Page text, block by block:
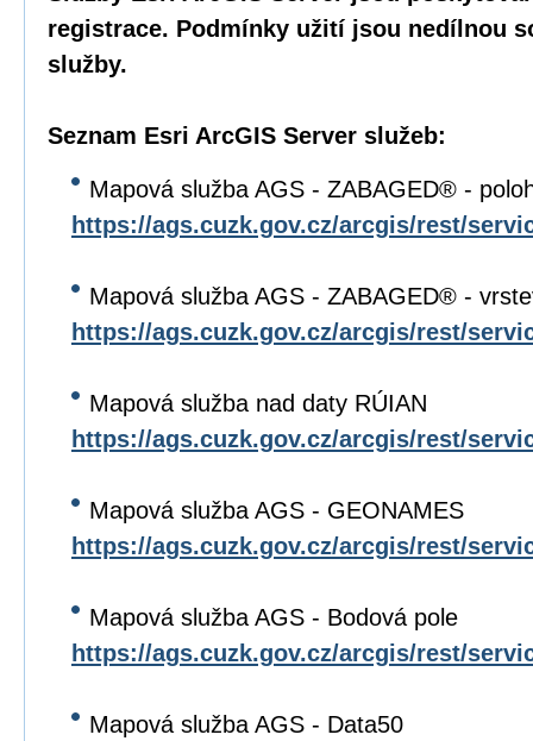
registrace. Podmínky užití jsou nedílnou
služby.
Seznam Esri ArcGIS Server služeb:
Mapová služba AGS - ZABAGED® -
https://ags.cuzk.gov.cz/arcgis/rest/
Mapová služba AGS - ZABAGED® -
https://ags.cuzk.gov.cz/arcgis/rest/
Mapová služba nad daty RÚIAN
https://ags.cuzk.gov.cz/arcgis/rest/
Mapová služba AGS - GEONAMES
https://ags.cuzk.gov.cz/arcgis/rest/
Mapová služba AGS - Bodová pole
https://ags.cuzk.gov.cz/arcgis/rest/
Mapová služba AGS - Data50